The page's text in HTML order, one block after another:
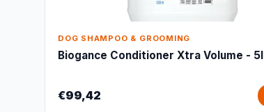
DOG SHAMPOO & GROOMING
Biogance Conditioner Xtra Volume - 5l
€99,42